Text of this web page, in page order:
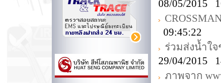
08/05/2015
09:45:22
ร่วมส่งน้ำใ
29/04/2015
ภาพจาก